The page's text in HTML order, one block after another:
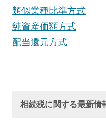
類似業種比準方式
純資産価額方式
配当還元方式
相続税に関する最新情